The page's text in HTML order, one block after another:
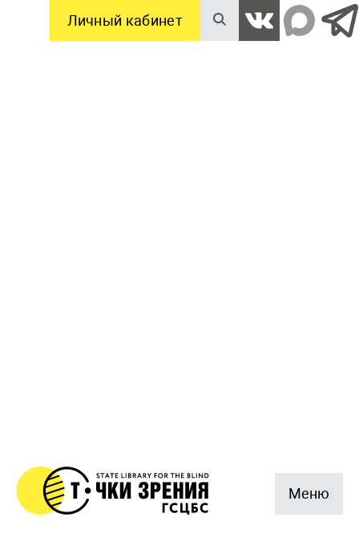
Меню
Личный кабинет